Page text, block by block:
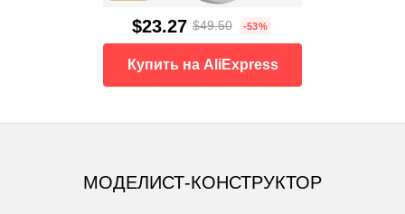
$23.27 $49.50 -53%
Купить на AliExpress
МОДЕЛИСТ-КОНСТРУКТОР